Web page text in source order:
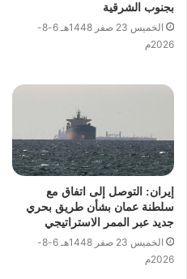
بجنوب الشرقية
الخميس 23 صفر 1448هـ 6-8-
2026م
إيران: التوصل إلى اتفاق مع
سلطنة عمان بشأن طريق بحري
جديد عبر الممر الاستراتيجي
الخميس 23 صفر 1448هـ 6-8-
2026م